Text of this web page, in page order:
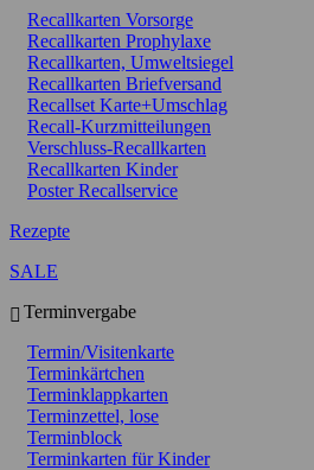
Recallkarten Vorsorge
Recallkarten Prophylaxe
Recallkarten, Umweltsiegel
Recallkarten Briefversand
Recallset Karte+Umschlag
Recall-Kurzmitteilungen
Verschluss-Recallkarten
Recallkarten Kinder
Poster Recallservice
Rezepte
SALE
Terminvergabe
Termin/Visitenkarte
Terminkärtchen
Terminklappkarten
Terminzettel, lose
Terminblock
Terminkarten für Kinder